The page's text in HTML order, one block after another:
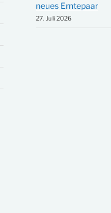
neues Erntepaar
27. Juli 2026